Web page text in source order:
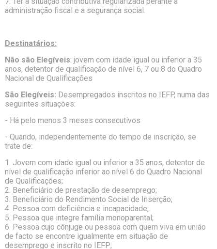
administração fiscal e a segurança social.
Destinatários:
Não são Elegíveis: jovem com idade igual ou inferior a 35
anos, detentor de qualificação de nível 6, 7 ou 8 do Quadro
Nacional de Qualificações
São Elegíveis: Desempregados inscritos no IEFP, numa das
seguintes situações:
- Há pelo menos 3 meses consecutivos
- Quando, independentemente do tempo de inscrição, se
trate de:
1. Jovem com idade igual ou inferior a 35 anos, detentor de
nível de qualificação inferior ao nível 6 do Quadro Nacional
de Qualificações;
2. Beneficiário de prestação de desemprego;
3. Beneficiário do Rendimento Social de Inserção;
4. Pessoa com deficiência e incapacidade;
5. Pessoa que integre família monoparental;
6. Pessoa cujo cônjuge ou pessoa com quem viva em união
de facto se encontre igualmente em situação de
desemprego e inscrito no IEFP;